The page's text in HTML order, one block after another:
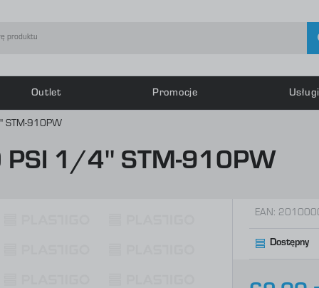
się
OTRZYMASZ LICZNE
możliwość otrzymania
Outlet Promocje
STM-910PW
PSI 1/4'' STM-910PW
EAN:
Dostępny